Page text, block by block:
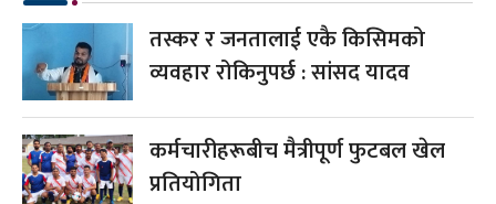
तस्कर र जनतालाई एकै किसिमको
व्यवहार रोकिनुपर्छ : सांसद यादव
कर्मचारीहरूबीच मैत्रीपूर्ण फुटबल खेल
प्रतियोगिता